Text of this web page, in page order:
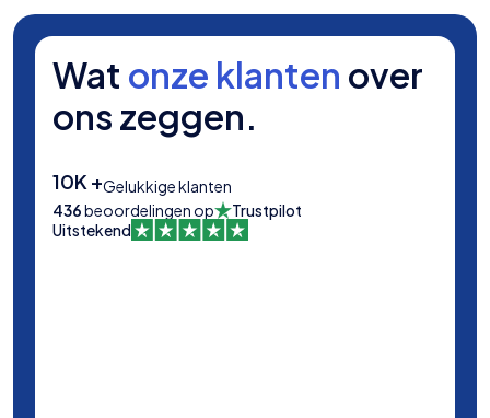
Wat onze klanten over
ons zeggen.
10K +Gelukkige klanten
436beoordelingen op
Trustpilot
Uitstekend